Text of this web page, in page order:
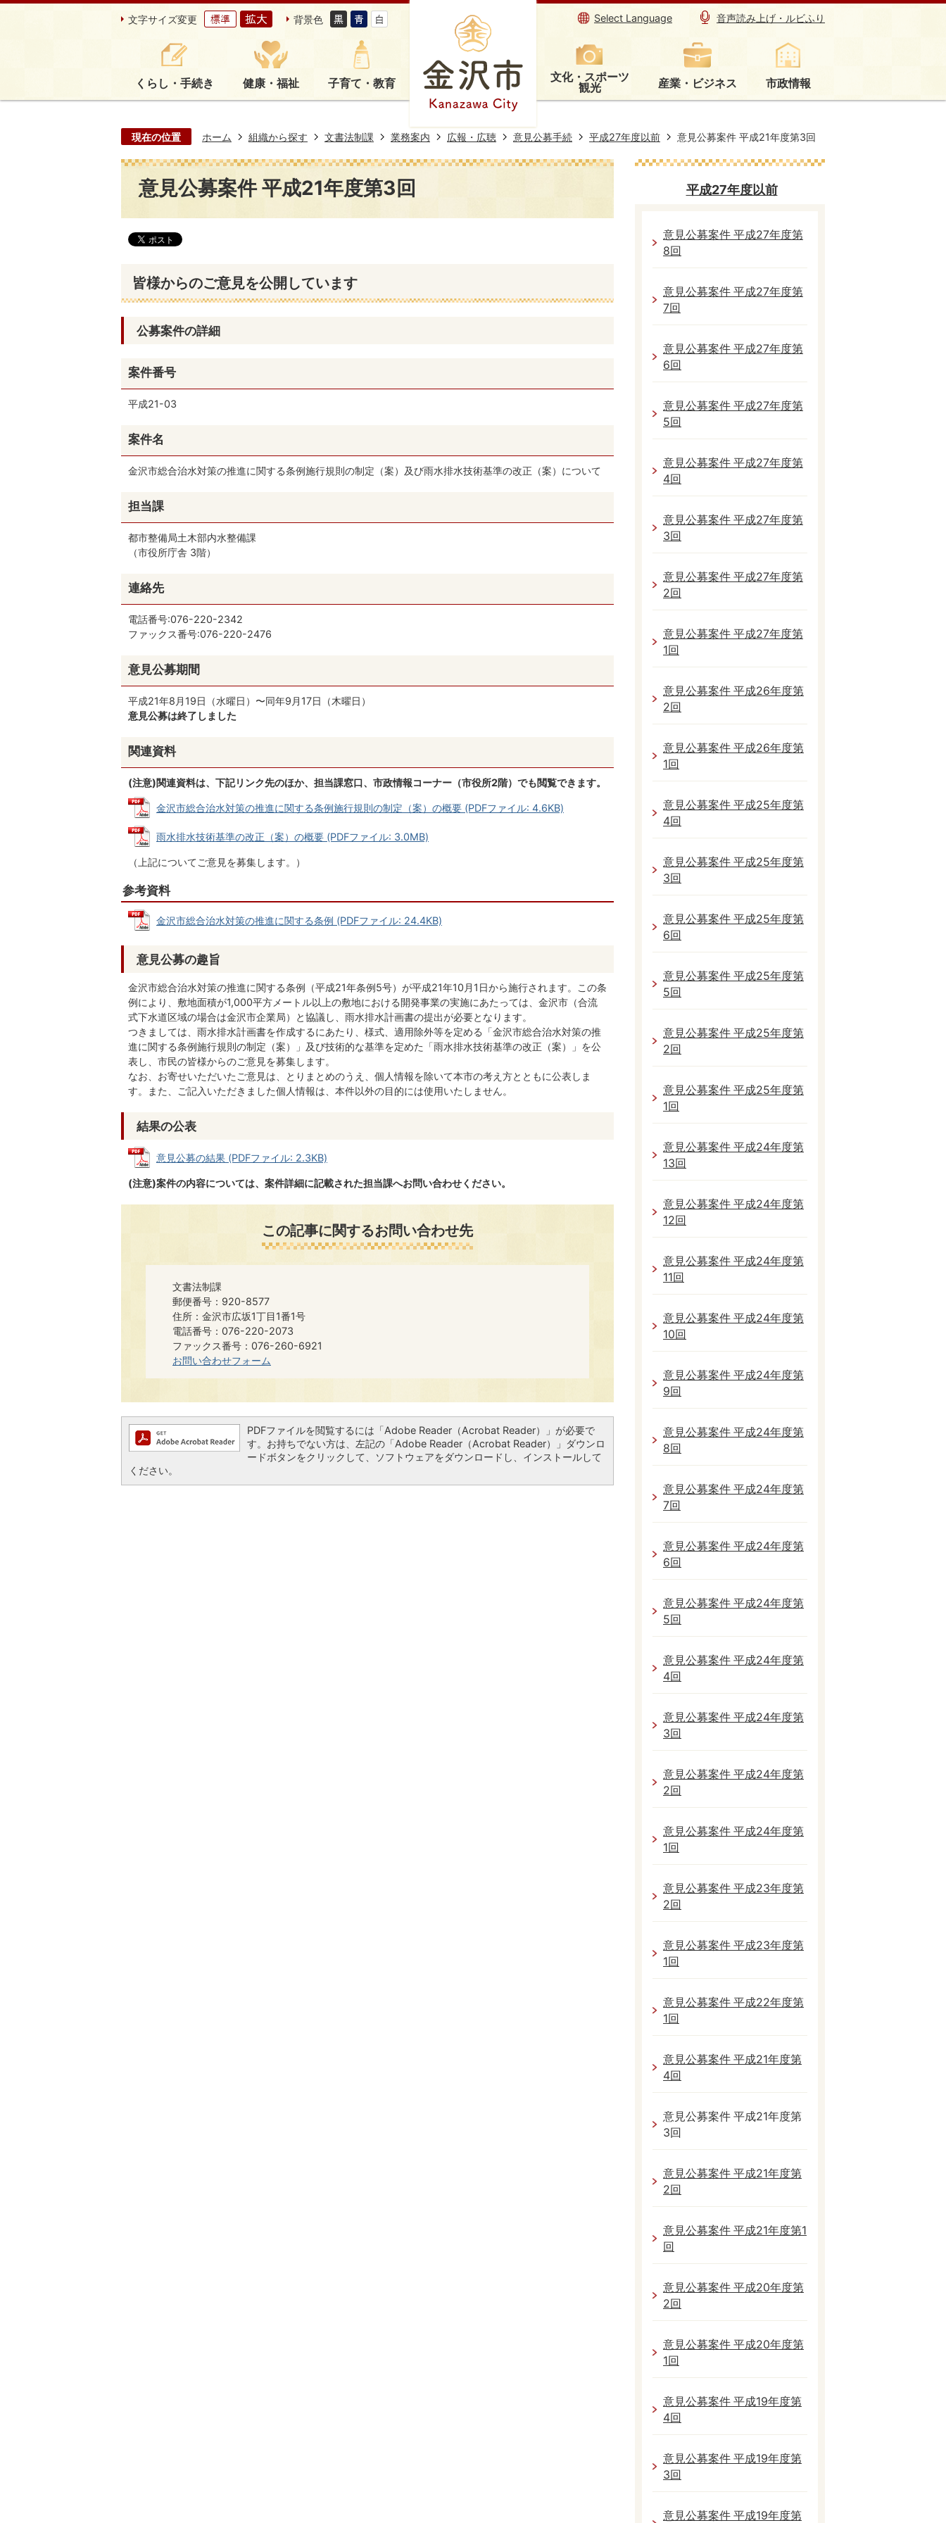
文字サイズ変更 背景色 Select Language 音声読み上げ・ルビふり
くらし・手続き 健康・福祉 子育て・教育 文化・スポーツ
観光 産業・ビジネス 市政情報
現在の位置 ホーム 組織から探す 文書法制課 業務案内 広報・広聴 意見公募手続 平成27年度以前 意見公募案件 平成21年度第3回
意見公募案件 平成21年度第3回
皆様からのご意見を公開しています
公募案件の詳細
案件番号
平成21-03
案件名
金沢市総合治水対策の推進に関する条例施行規則の制定（案）及び雨水排水技術基準の改正（案）について
担当課
都市整備局土木部内水整備課
（市役所庁舎 3階）
連絡先
電話番号:076-220-2342
ファックス番号:076-220-2476
意見公募期間
平成21年8月19日（水曜日）〜同年9月17日（木曜日）
意見公募は終了しました
関連資料
(注意)関連資料は、下記リンク先のほか、担当課窓口、市政情報コーナー（市役所2階）でも閲覧できます。
金沢市総合治水対策の推進に関する条例施行規則の制定（案）の概要 (PDFファイル: 4.6KB)
雨水排水技術基準の改正（案）の概要 (PDFファイル: 3.0MB)
（上記についてご意見を募集します。）
参考資料
金沢市総合治水対策の推進に関する条例 (PDFファイル: 24.4KB)
意見公募の趣旨
金沢市総合治水対策の推進に関する条例（平成21年条例5号）が平成21年10月1日から施行されます。この条
例により、敷地面積が1,000平方メートル以上の敷地における開発事業の実施にあたっては、金沢市（合流
式下水道区域の場合は金沢市企業局）と協議し、雨水排水計画書の提出が必要となります。
つきましては、雨水排水計画書を作成するにあたり、様式、適用除外等を定める「金沢市総合治水対策の推
進に関する条例施行規則の制定（案）」及び技術的な基準を定めた「雨水排水技術基準の改正（案）」を公
表し、市民の皆様からのご意見を募集します。
なお、お寄せいただいたご意見は、とりまとめのうえ、個人情報を除いて本市の考え方とともに公表しま
す。また、ご記入いただきました個人情報は、本件以外の目的には使用いたしません。
結果の公表
意見公募の結果 (PDFファイル: 2.3KB)
(注意)案件の内容については、案件詳細に記載された担当課へお問い合わせください。
この記事に関するお問い合わせ先
文書法制課
郵便番号：920-8577
住所：金沢市広坂1丁目1番1号
電話番号：076-220-2073
ファックス番号：076-260-6921​​​​
お問い合わせフォーム
PDFファイルを閲覧するには「Adobe Reader（Acrobat Reader）」が必要で
す。お持ちでない方は、左記の「Adobe Reader（Acrobat Reader）」ダウンロ
ードボタンをクリックして、ソフトウェアをダウンロードし、インストールして
ください。
平成27年度以前
意見公募案件 平成27年度第
8回
意見公募案件 平成27年度第
7回
意見公募案件 平成27年度第
6回
意見公募案件 平成27年度第
5回
意見公募案件 平成27年度第
4回
意見公募案件 平成27年度第
3回
意見公募案件 平成27年度第
2回
意見公募案件 平成27年度第
1回
意見公募案件 平成26年度第
2回
意見公募案件 平成26年度第
1回
意見公募案件 平成25年度第
4回
意見公募案件 平成25年度第
3回
意見公募案件 平成25年度第
6回
意見公募案件 平成25年度第
5回
意見公募案件 平成25年度第
2回
意見公募案件 平成25年度第
1回
意見公募案件 平成24年度第
13回
意見公募案件 平成24年度第
12回
意見公募案件 平成24年度第
11回
意見公募案件 平成24年度第
10回
意見公募案件 平成24年度第
9回
意見公募案件 平成24年度第
8回
意見公募案件 平成24年度第
7回
意見公募案件 平成24年度第
6回
意見公募案件 平成24年度第
5回
意見公募案件 平成24年度第
4回
意見公募案件 平成24年度第
3回
意見公募案件 平成24年度第
2回
意見公募案件 平成24年度第
1回
意見公募案件 平成23年度第
2回
意見公募案件 平成23年度第
1回
意見公募案件 平成22年度第
1回
意見公募案件 平成21年度第
4回
意見公募案件 平成21年度第
3回
意見公募案件 平成21年度第
2回
意見公募案件 平成21年度第1
回
意見公募案件 平成20年度第
2回
意見公募案件 平成20年度第
1回
意見公募案件 平成19年度第
4回
意見公募案件 平成19年度第
3回
意見公募案件 平成19年度第